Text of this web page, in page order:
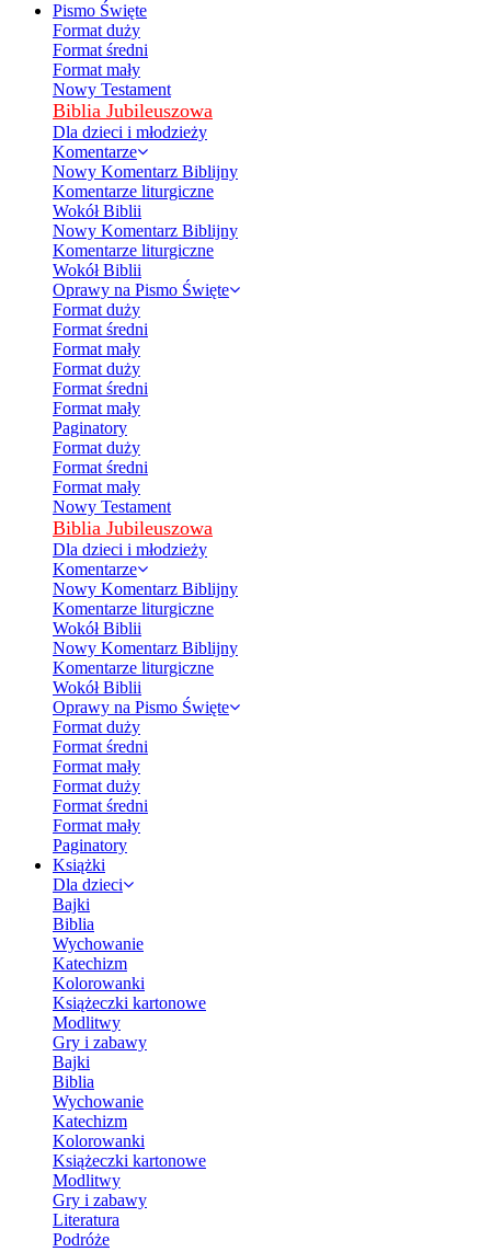
Pismo Święte
Format duży
Format średni
Format mały
Nowy Testament
Biblia Jubileuszowa
Dla dzieci i młodzieży
Komentarze
Nowy Komentarz Biblijny
Komentarze liturgiczne
Wokół Biblii
Nowy Komentarz Biblijny
Komentarze liturgiczne
Wokół Biblii
Oprawy na Pismo Święte
Format duży
Format średni
Format mały
Format duży
Format średni
Format mały
Paginatory
Format duży
Format średni
Format mały
Nowy Testament
Biblia Jubileuszowa
Dla dzieci i młodzieży
Komentarze
Nowy Komentarz Biblijny
Komentarze liturgiczne
Wokół Biblii
Nowy Komentarz Biblijny
Komentarze liturgiczne
Wokół Biblii
Oprawy na Pismo Święte
Format duży
Format średni
Format mały
Format duży
Format średni
Format mały
Paginatory
Książki
Dla dzieci
Bajki
Biblia
Wychowanie
Katechizm
Kolorowanki
Książeczki kartonowe
Modlitwy
Gry i zabawy
Bajki
Biblia
Wychowanie
Katechizm
Kolorowanki
Książeczki kartonowe
Modlitwy
Gry i zabawy
Literatura
Podróże